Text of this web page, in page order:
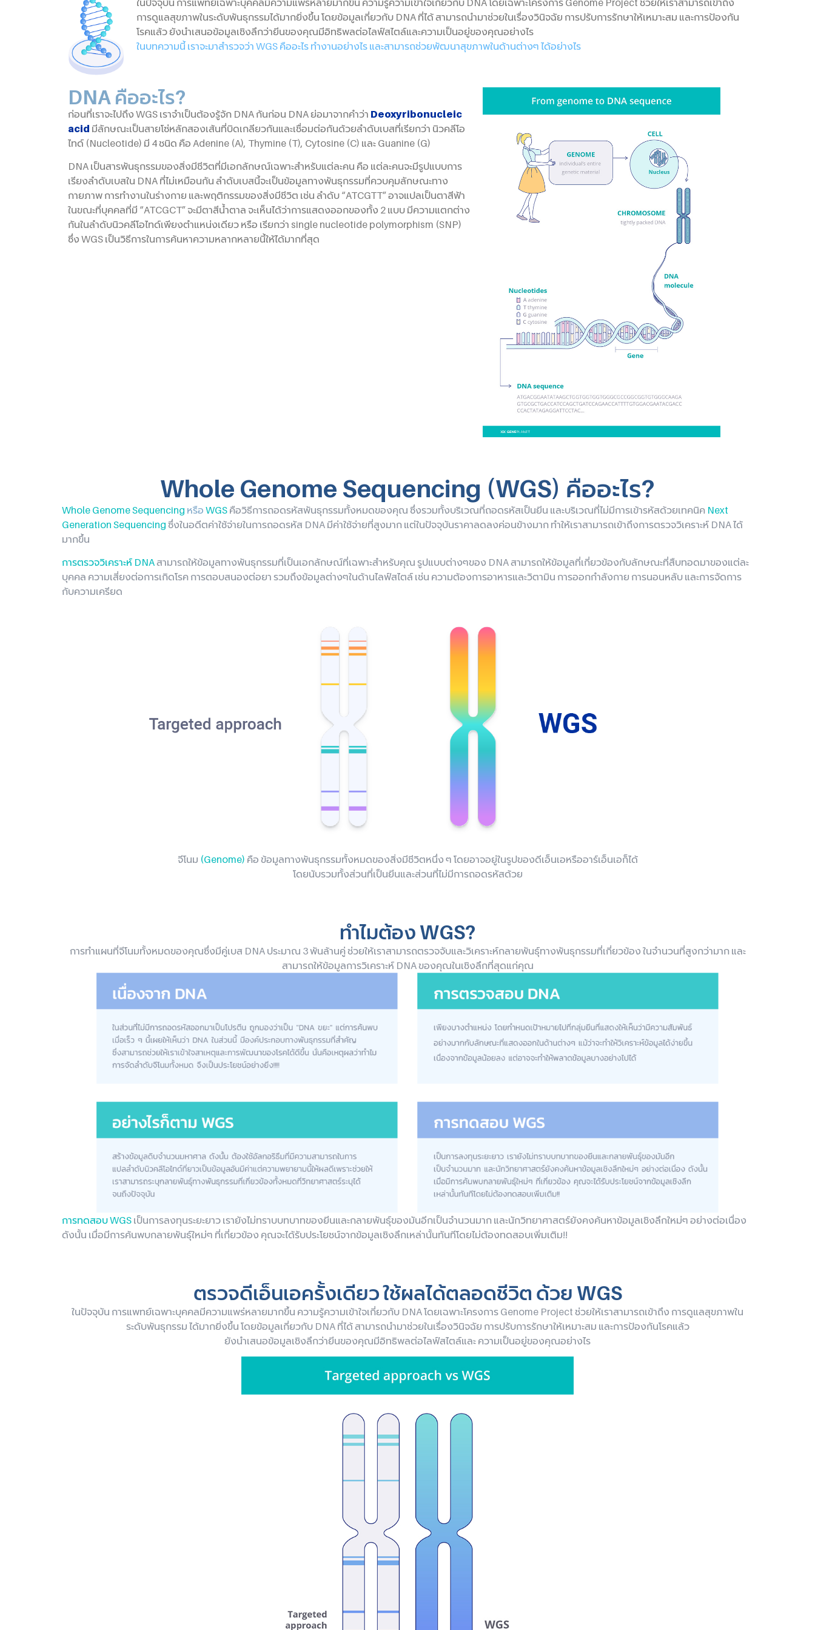
ในปัจจุบัน การแพทย์เฉพาะบุคคลมีความแพร่หลายมากขึ้น ความรู้ความเข้าใจเกี่ยวกับ DNA โดยเฉพาะโครงการ Genome Project ช่วยให้เราสามารถเข้าถึง
การดูแลสุขภาพในระดับพันธุกรรมได้มากยิ่งขึ้น โดยข้อมูลเกี่ยวกับ DNA ที่ได้ สามารถนำมาช่วยในเรื่องวินิจฉัย การปรับการรักษาให้เหมาะสม และการป้องกัน
โรคแล้ว ยังนำเสนอข้อมูลเชิงลึกว่ายีนของคุณมีอิทธิพลต่อไลฟ์สไตล์และความเป็นอยู่ของคุณอย่างไร
ในบทความนี้ เราจะมาสำรวจว่า WGS คืออะไร ทำงานอย่างไร และสามารถช่วยพัฒนาสุขภาพในด้านต่างๆ ได้อย่างไร
DNA คืออะไร?
ก่อนที่เราจะไปถึง WGS เราจำเป็นต้องรู้จัก DNA กันก่อน DNA ย่อมาจากคำว่า Deoxyribonucleic
acid มีลักษณะเป็นสายโซ่หลักสองเส้นที่บิดเกลียวกันและเชื่อมต่อกันด้วยลำดับเบสที่เรียกว่า นิวคลีโอ
ไทด์ (Nucleotide) มี 4 ชนิด คือ Adenine (A), Thymine (T), Cytosine (C) และ Guanine (G)
DNA เป็นสารพันธุกรรมของสิ่งมีชีวิตที่มีเอกลักษณ์เฉพาะสำหรับแต่ละคน คือ แต่ละคนจะมีรูปแบบการ
เรียงลำดับเบสใน DNA ที่ไม่เหมือนกัน ลำดับเบสนี้จะเป็นข้อมูลทางพันธุกรรมที่ควบคุมลักษณะทาง
กายภาพ การทำงานในร่างกาย และพฤติกรรมของสิ่งมีชีวิต เช่น ลำดับ “ATCGTT” อาจแปลเป็นตาสีฟ้า
ในขณะที่บุคคลที่มี “ATCGCT” จะมีตาสีน้ำตาล จะเห็นได้ว่าการแสดงออกของทั้ง 2 แบบ มีความแตกต่าง
กันในลำดับนิวคลีโอไทด์เพียงตำแหน่งเดียว หรือ เรียกว่า single nucleotide polymorphism (SNP)
ซึ่ง WGS เป็นวิธีการในการค้นหาความหลากหลายนี้ให้ได้มากที่สุด
Whole Genome Sequencing (WGS) คืออะไร?
Whole Genome Sequencing หรือ WGS คือวิธีการถอดรหัสพันธุกรรมทั้งหมดของคุณ ซึ่งรวมทั้งบริเวณที่ถอดรหัสเป็นยีน และบริเวณที่ไม่มีการเข้ารหัสด้วยเทคนิค Next
Generation Sequencing ซึ่งในอดีตค่าใช้จ่ายในการถอดรหัส DNA มีค่าใช้จ่ายที่สูงมาก แต่ในปัจจุบันราคาลดลงค่อนข้างมาก ทำให้เราสามารถเข้าถึงการตรวจวิเคราะห์ DNA ได้
มากขึ้น
การตรวจวิเคราะห์ DNA สามารถให้ข้อมูลทางพันธุกรรมที่เป็นเอกลักษณ์ที่เฉพาะสำหรับคุณ รูปแบบต่างๆของ DNA สามารถให้ข้อมูลที่เกี่ยวข้องกับลักษณะที่สืบทอดมาของแต่ละ
บุคคล ความเสี่ยงต่อการเกิดโรค การตอบสนองต่อยา รวมถึงข้อมูลต่างๆในด้านไลฟ์สไตล์ เช่น ความต้องการอาหารและวิตามิน การออกกำลังกาย การนอนหลับ และการจัดการ
กับความเครียด
จีโนม (Genome) คือ ข้อมูลทางพันธุกรรมทั้งหมดของสิ่งมีชีวิตหนึ่ง ๆ โดยอาจอยู่ในรูปของดีเอ็นเอหรืออาร์เอ็นเอก็ได้
โดยนับรวมทั้งส่วนที่เป็นยีนและส่วนที่ไม่มีการถอดรหัสด้วย
ทำไมต้อง WGS?
การทำแผนที่จีโนมทั้งหมดของคุณซึ่งมีคู่เบส DNA ประมาณ 3 พันล้านคู่ ช่วยให้เราสามารถตรวจจับและวิเคราะห์กลายพันธุ์ทางพันธุกรรมที่เกี่ยวข้อง ในจำนวนที่สูงกว่ามาก และ
สามารถให้ข้อมูลการวิเคราะห์ DNA ของคุณในเชิงลึกที่สุดแก่คุณ
การทดสอบ WGS เป็นการลงทุนระยะยาว เรายังไม่ทราบบทบาทของยีนและกลายพันธุ์ของมันอีกเป็นจำนวนมาก และนักวิทยาศาสตร์ยังคงค้นหาข้อมูลเชิงลึกใหม่ๆ อย่างต่อเนื่อง
ดังนั้น เมื่อมีการค้นพบกลายพันธุ์ใหม่ๆ ที่เกี่ยวข้อง คุณจะได้รับประโยชน์จากข้อมูลเชิงลึกเหล่านั้นทันทีโดยไม่ต้องทดสอบเพิ่มเติม!!
ตรวจดีเอ็นเอครั้งเดียว ใช้ผลได้ตลอดชีวิต ด้วย WGS
ในปัจจุบัน การแพทย์เฉพาะบุคคลมีความแพร่หลายมากขึ้น ความรู้ความเข้าใจเกี่ยวกับ DNA โดยเฉพาะโครงการ Genome Project ช่วยให้เราสามารถเข้าถึง การดูแลสุขภาพใน
ระดับพันธุกรรม ได้มากยิ่งขึ้น โดยข้อมูลเกี่ยวกับ DNA ที่ได้ สามารถนำมาช่วยในเรื่องวินิจฉัย การปรับการรักษาให้เหมาะสม และการป้องกันโรคแล้ว
ยังนำเสนอข้อมูลเชิงลึกว่ายีนของคุณมีอิทธิพลต่อไลฟ์สไตล์และ ความเป็นอยู่ของคุณอย่างไร